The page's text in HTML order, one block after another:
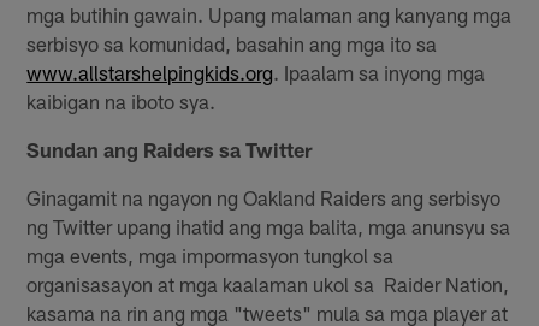
mga butihin gawain. Upang malaman ang kanyang mga
serbisyo sa komunidad, basahin ang mga ito sa
www.allstarshelpingkids.org . Ipaalam sa inyong mga
kaibigan na iboto sya.
Sundan ang Raiders sa Twitter
Ginagamit na ngayon ng Oakland Raiders ang serbisyo
ng Twitter upang ihatid ang mga balita, mga anunsyu sa
mga events, mga impormasyon tungkol sa
organisasayon at mga kaalaman ukol sa Raider Nation,
kasama na rin ang mga "tweets" mula sa mga player at